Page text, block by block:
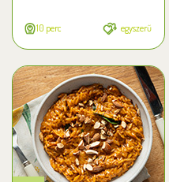
10 perc egyszerű